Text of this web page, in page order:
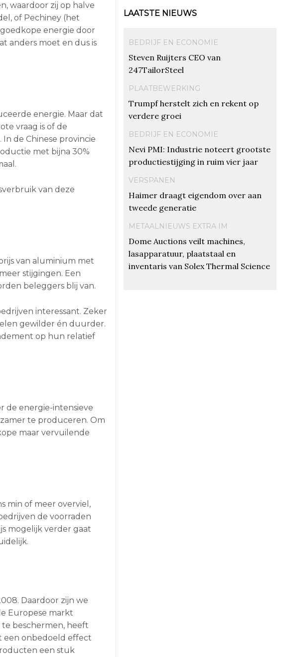
waardoor zij op halve
of Pechiney (het
energie door
anders moet en dus is
energie. Maar dat
vraag is of de
de Chinese provincie
met bijna 30%
van deze
van aluminium met
stijgingen. Een
beleggers blij van.
interessant. Zeker
gewilder én duurder.
op hun relatief
de energie-intensieve
te produceren. Om
maar vervuilende
min of meer overviel,
de voorraden
mogelijk verder gaat
Daardoor zijn we
Europese markt
beschermen, heeft
een onbedoeld effect
een stuk
LAATSTE NIEUWS
BEDRIJF EN ECONOMIE
Steven Ruijters CEO van
247TailorSteel
PLAATBEWERKING
Trumpf herstelt zich en rekent op
verdere groei
BEDRIJF EN ECONOMIE
Nevi PMI: Industrie noteert grootste
productiestijging in ruim vier jaar
VERSPANEN
Haimer draagt eigendom over aan
tweede generatie
METAALNIEUWS EXTRA IM
Dome Auctions veilt machines,
lasapparatuur, plaatstaal en
inventaris van Solex Thermal Science